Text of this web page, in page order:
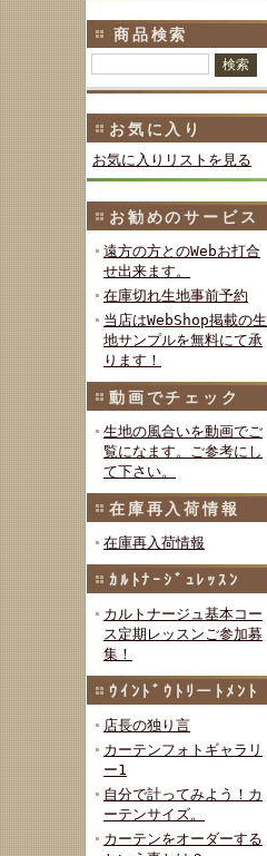
商品検索
お気に入り
お気に入りリストを見る
お勧めのサービス
遠方の方とのWebお打合
せ出来ます。
在庫切れ生地事前予約
当店はWebShop掲載の生
地サンプルを無料にて承
ります！
動画でチェック
生地の風合いを動画でご
覧になます。ご参考にし
て下さい。
在庫再入荷情報
在庫再入荷情報
ｶﾙﾄﾅｰｼﾞｭﾚｯｽﾝ
カルトナージュ基本コー
ス定期レッスンご参加募
集！
ｳｲﾝﾄﾞｳﾄﾘーﾄﾒﾝﾄ
店長の独り言
カーテンフォトギャラリ
ー1
自分で計ってみよう！カ
ーテンサイズ。
カーテンをオーダーする